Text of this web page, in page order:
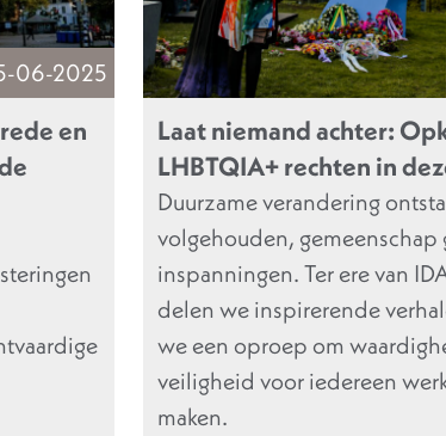
06-2025
en
Laat niemand achter:
LHBTQIA+ rechten in
Duurzame verandering
volgehouden, gemeenschap
inspanningen. Ter ere van
delen we inspirerende
we een oproep om
veiligheid voor iedereen
maken.